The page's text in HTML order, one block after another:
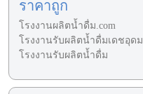
ราคาถูก
โรงงานผลิตน้ำดื่ม.com
โรงงานรับผลิตน้ำดื่มเดชอุดม
โรงงานรับผลิตน้ำดื่ม